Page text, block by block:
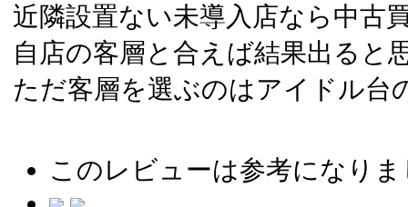
近隣設置ない未導入店なら中古
自店の客層と合えば結果出ると
ただ客層を選ぶのはアイドル台
このレビューは参考になり